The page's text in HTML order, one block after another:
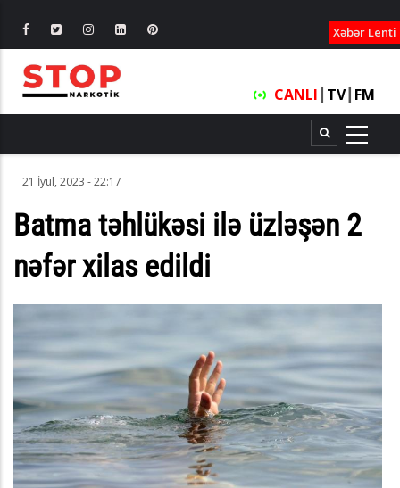
Xəbər Lenti
CANLI TV┃ FM
21 İyul, 2023 - 22:17
Batma təhlükəsi ilə üzləşən 2
nəfər xilas edildi